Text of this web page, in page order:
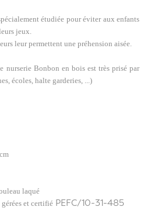
étudiée pour éviter aux enfants
jeux.
leur permettent une préhension aisée.
nurserie Bonbon en bois est très prisé par
écoles, halte garderies, ...)
laqué
et certifié PEFC/10-31-485